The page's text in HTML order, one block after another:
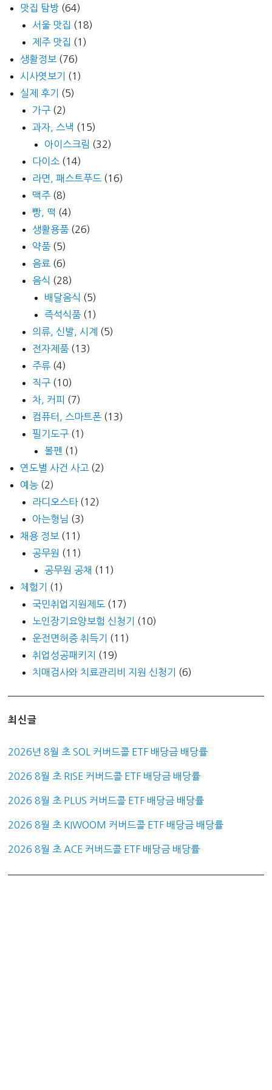
맛집 탐방 (64)
서울 맛집 (18)
제주 맛집 (1)
생활정보 (76)
시사엿보기
(1)
실제 후기
(5)
가구 (2)
과자, 스낵 (15)
아이스크림 (32)
다이소 (14)
라면, 패스트푸드 (16)
맥주 (8)
빵, 떡 (4)
생활용품 (26)
약품 (5)
음료 (6)
음식 (28)
배달음식 (5)
즉석식품 (1)
의류, 신발, 시계 (5)
전자제품 (13)
주류 (4)
직구 (10)
차, 커피 (7)
컴퓨터, 스마트폰 (13)
필기도구 (1)
볼펜 (1)
연도별 사건 사고 (2)
예능 (2)
라디오스타(12)
아는형님 (3)
채용 정보 (11)
공무원 (11)
공무원 공채 (11)
체험기
(1)
국민취업지원제도 (17)
노인장기요양보험 신청기
(10)
운전면허증 취득기
(11)
취업성공패키지
(19)
치매검사와 치료관리비 지원 신청기
(6)
최신글
2026년 8월 초 SOL 커버드콜 ETF 배당금 배당률
2026 8월 초 RISE 커버드콜 ETF 배당금 배당률
2026 8월 초 PLUS 커버드콜 ETF 배당금 배당률
2026 8월 초 KIWOOM 커버드콜 ETF 배당금 배당률
2026 8월 초 ACE 커버드콜 ETF 배당금 배당률